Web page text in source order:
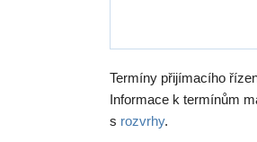
Termíny přijímacího
Informace k termínům
s rozvrhy.